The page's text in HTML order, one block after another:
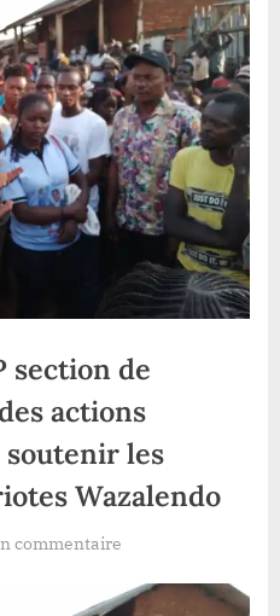
section de
actions
soutenir les
Wazalendo
commentaire
Uele: